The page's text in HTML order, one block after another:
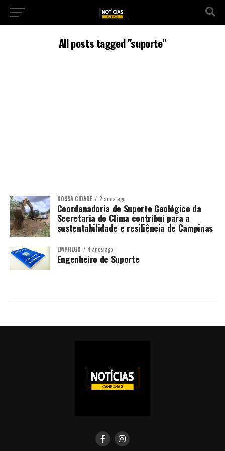
All posts tagged "suporte"
NOSSA CIDADE 2 anos ago
Coordenadoria de Suporte Geológico da
Secretaria do Clima contribui para a
sustentabilidade e resiliência de Campinas
EMPREGO 4 anos ago
Engenheiro de Suporte